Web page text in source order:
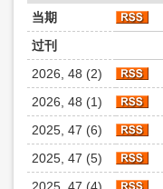
当期
过刊
2026, 48 (2)
2026, 48 (1)
2025, 47 (6)
2025, 47 (5)